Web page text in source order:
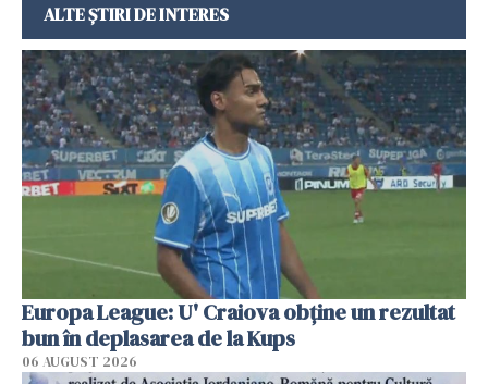
ALTE ȘTIRI DE INTERES
Europa League: U' Craiova obține un rezultat
bun în deplasarea de la Kups
06 AUGUST 2026